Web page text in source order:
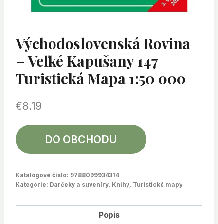
Východoslovenská Rovina
– Veľké Kapušany 147
Turistická Mapa 1:50 000
€8.19
DO OBCHODU
Katalógové číslo: 9788099934314
Kategórie: Darčeky a suveníry Knihy Turistické mapy
Popis